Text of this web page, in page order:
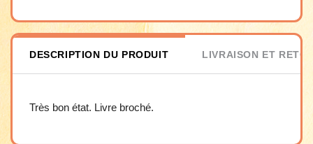
DESCRIPTION DU PRODUIT LIVRAISON ET
Très bon état. Livre broché.